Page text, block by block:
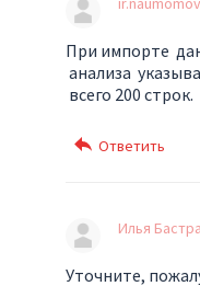
При импорте
анализа
всего 200 строк.
Илья
Уточните,